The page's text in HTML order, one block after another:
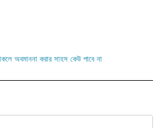
অবমাননা করার সাহস কেউ পাবে না